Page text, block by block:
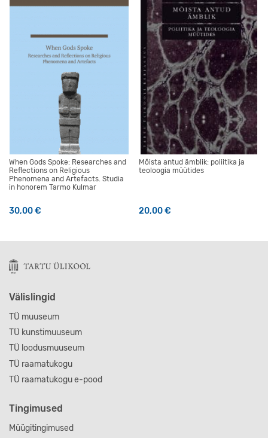
When Gods Spoke: Researches and
Reflections on Religious
Phenomena and Artefacts. Studia
in honorem Tarmo Kulmar
30,00€
Mõista antud ämblik: poliitika ja
teoloogia müütides
20,00€
Välislingid
TÜ muuseum
TÜ kunstimuuseum
TÜ loodusmuuseum
TÜ raamatukogu
TÜ raamatukogu e-pood
Tingimused
Müügitingimused